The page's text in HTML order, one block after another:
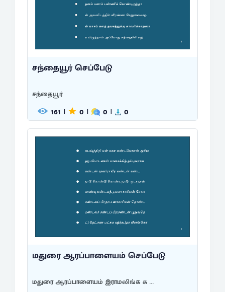
சந்தையூர் செப்பேடு
சந்தையூர்
161 | 0 | 0 | 0
மதுரை ஆரப்பாளையம் செப்பேடு
மதுரை ஆரப்பாளையம் இராமலிங்க சு ...